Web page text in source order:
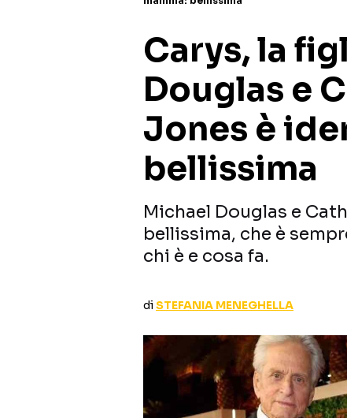
Carys, la
Douglas e
Jones è
bellissima
Michael Douglas e
bellissima, che è
chi è e cosa fa.
diSTEFANIA MENEGHELLA